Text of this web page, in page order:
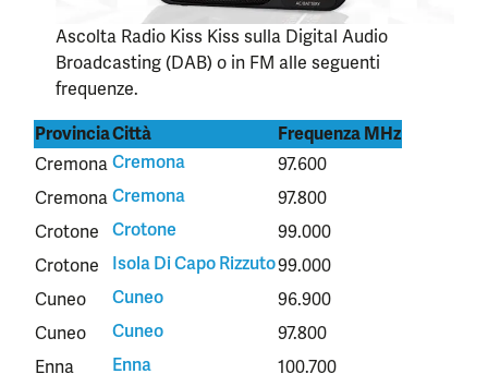
Ascolta Radio Kiss Kiss sulla Digital Audio
Broadcasting (DAB) o in FM alle seguenti
frequenze.
ProvinciaCittà
Frequenza MHz
CremonaCremona
97.600
CremonaCremona
97.800
Crotone
Crotone
99.000
Crotone
Isola Di Capo Rizzuto99.000
Cuneo
Cuneo
96.900
Cuneo
Cuneo
97.800
Enna
Enna
100.700